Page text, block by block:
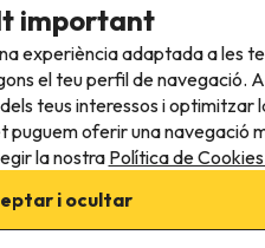
a cadires de rodes
important
experiència adaptada a les
el teu perfil de navegació.
teus interessos i optimitzar
oferir una navegació
la nostra Política de
i ocultar